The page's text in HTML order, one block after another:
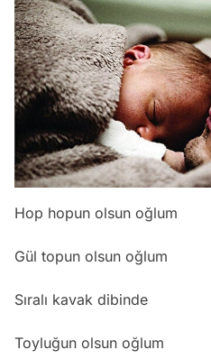
Hop hopun olsun oğlum
Gül topun olsun oğlum
Sıralı kavak dibinde
Toyluğun olsun oğlum